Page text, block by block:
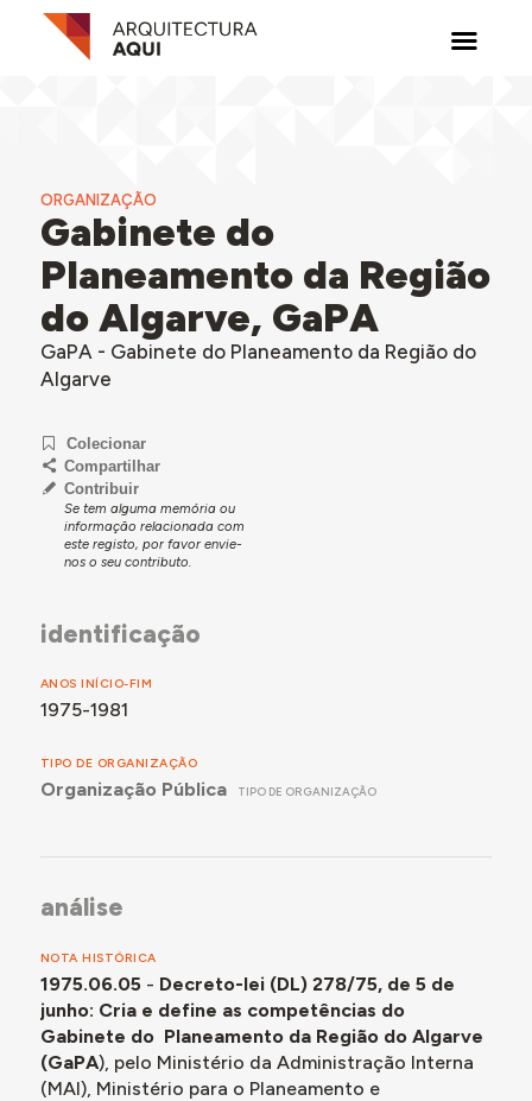
ORGANIZAÇÃO
Gabinete do
Planeamento da Região
do Algarve, GaPA
GaPA - Gabinete do Planeamento da Região do
Algarve
Colecionar
Compartilhar
Contribuir
Se tem alguma memória ou
informação relacionada com
este registo, por favor envie-
nos o seu contributo.
identificação
ANOS INÍCIO-FIM
1975-1981
TIPO DE ORGANIZAÇÃO
Organização Pública TIPO DE ORGANIZAÇÃO
análise
NOTA HISTÓRICA
1975.06.05- Decreto-lei (DL) 278/75, de 5 de
junho: Cria e define as competências do
Gabinete do Planeamento da Região do Algarve
(GaPA), pelo Ministério da Administração Interna
(MAI), Ministério para o Planeamento e